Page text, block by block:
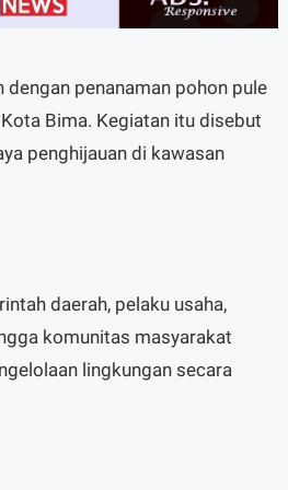
penanaman pohon pule
Bima. Kegiatan itu disebut
penghijauan di kawasan
daerah, pelaku usaha,
komunitas masyarakat
lingkungan secara